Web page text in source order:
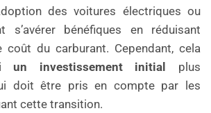
des voitures électriques ou
s’avérer bénéfiques en réduisant
coût du carburant. Cependant, cela
un investissement initial plus
doit être pris en compte par les
cette transition.